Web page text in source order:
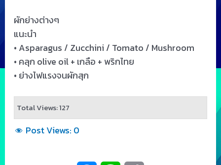
ผักย่างต่างๆ
แนะนำ
• Asparagus / Zucchini / Tomato / Mushroom
• คลุก olive oil + เกลือ + พริกไทย
• ย่างไฟแรงจนผักสุก
Total Views: 127
Post Views: 0